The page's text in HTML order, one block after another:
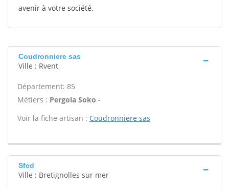
avenir à votre société.
Coudronniere sas
Ville : Rvent
Département: 85
Métiers : Pergola Soko -
Voir la fiche artisan : Coudronniere sas
Sfcd
Ville : Bretignolles sur mer